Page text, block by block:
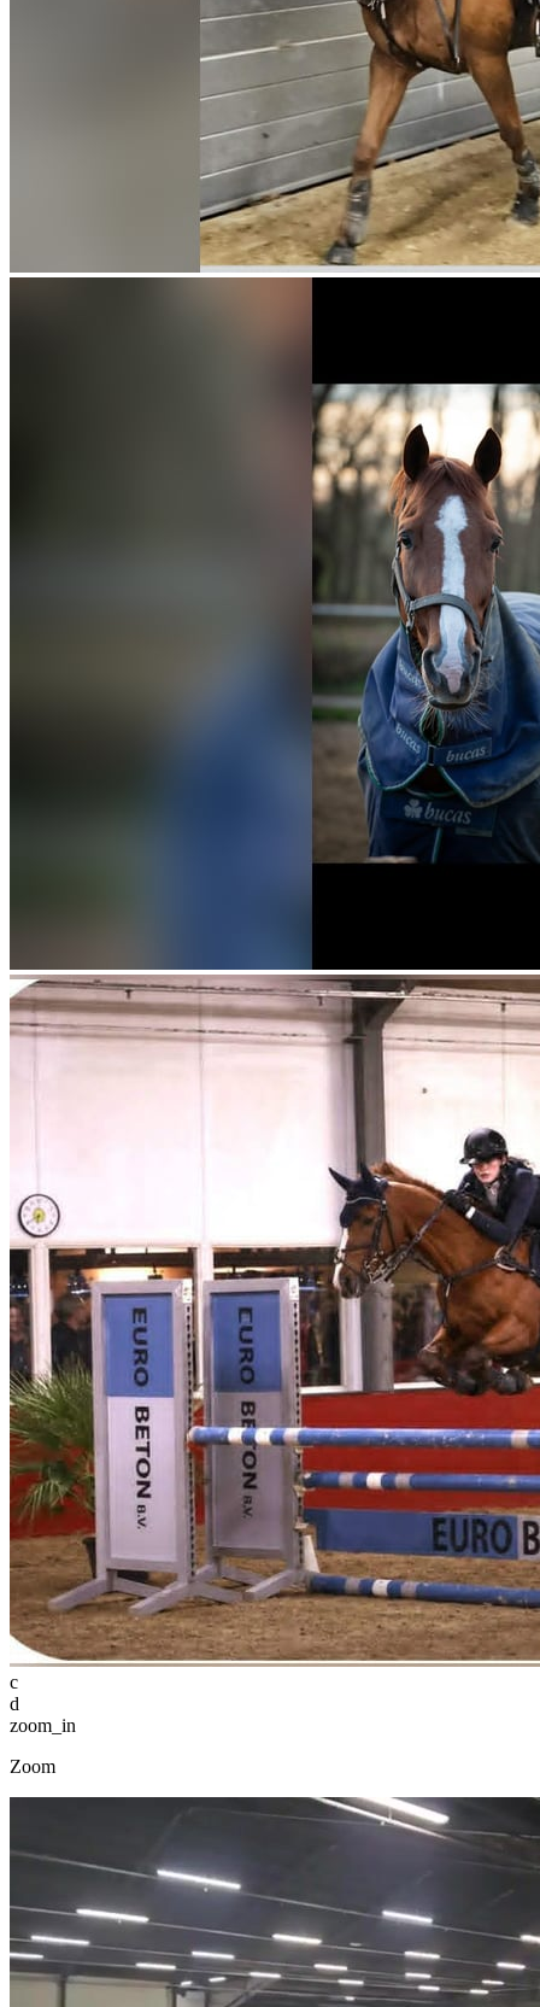
c
d
zoom_in
Zoom